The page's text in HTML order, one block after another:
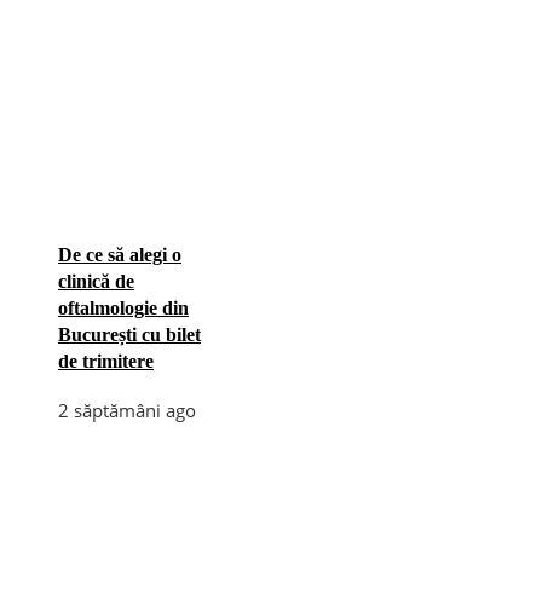
De ce să alegi o
clinică de
oftalmologie din
București cu bilet
de trimitere
2 săptămâni ago